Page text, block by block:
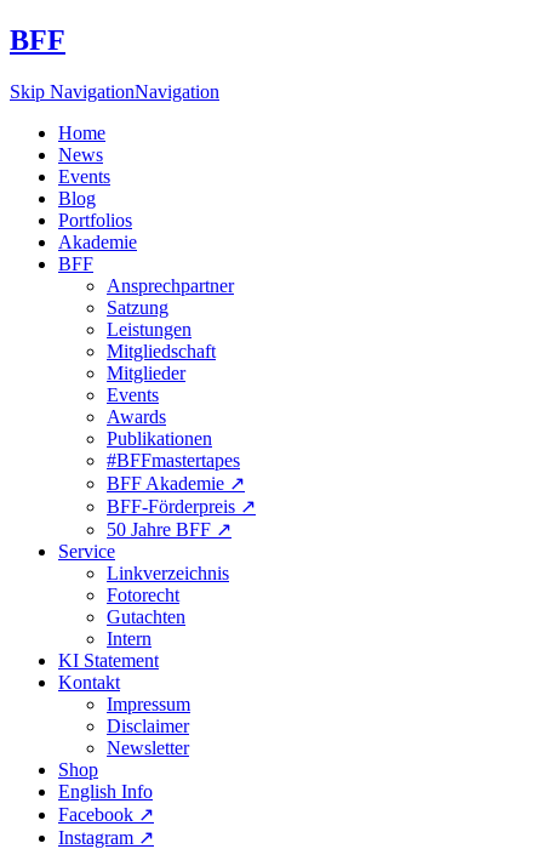
BFF
Skip NavigationNavigation
Home
News
Events
Blog
Portfolios
Akademie
BFF
Ansprechpartner
Satzung
Leistungen
Mitgliedschaft
Mitglieder
Events
Awards
Publikationen
#BFFmastertapes
BFF Akademie ↗︎
BFF-Förderpreis ↗︎
50 Jahre BFF ↗︎
Service
Linkverzeichnis
Fotorecht
Gutachten
Intern
KI Statement
Kontakt
Impressum
Disclaimer
Newsletter
Shop
English Info
Facebook ↗︎
Instagram ↗︎